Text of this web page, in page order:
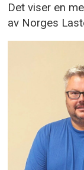
Det viser en
av Norges